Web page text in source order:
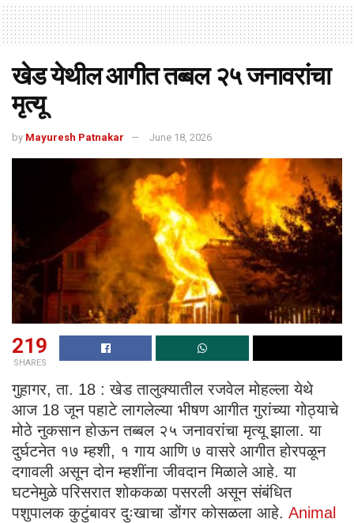
खेड येथील आगीत तब्बल २५ जनावरांचा
मृत्यू
by Mayuresh Patnakar June 18, 2026
219
SHARES
गुहागर, ता. 18 : खेड तालुक्यातील रजवेल मोहल्ला येथे
आज 18 जून पहाटे लागलेल्या भीषण आगीत गुरांच्या गोठ्याचे
मोठे नुकसान होऊन तब्बल २५ जनावरांचा मृत्यू झाला. या
दुर्घटनेत १७ म्हशी, १ गाय आणि ७ वासरे आगीत होरपळून
दगावली असून दोन म्हशींना जीवदान मिळाले आहे. या
घटनेमुळे परिसरात शोककळा पसरली असून संबंधित
पशुपालक कुटुंबावर दुःखाचा डोंगर कोसळला आहे. Animal